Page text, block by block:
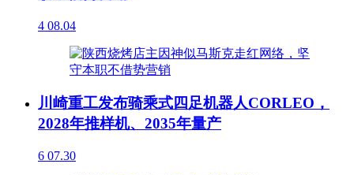
4 08.04
川崎重工发布骑乘式四足机器人CORLEO，
2028年推样机、2035年量产
6 07.30